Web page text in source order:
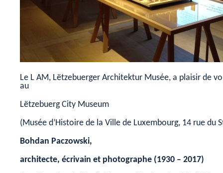
Le L AM, Lëtzebuerger Architektur Musée, a plaisir de
au
Lëtzebuerg City Museum
(Musée d’Histoire de la Ville de Luxembourg, 14 rue du
Bohdan Paczowski,
architecte, écrivain et photographe (1930 – 2017)